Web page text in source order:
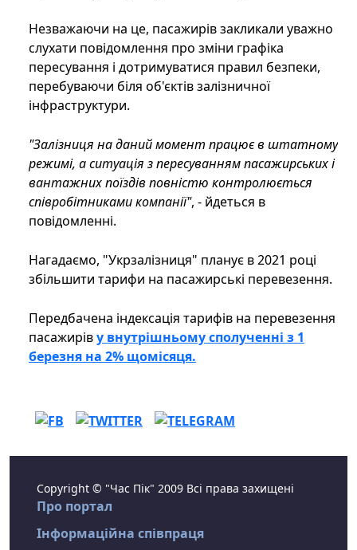
Незважаючи на це, пасажирів закликали уважно
слухати повідомлення про зміни графіка
пересування і дотримуватися правил безпеки,
перебуваючи біля об'єктів залізничної
інфраструктури.
"Залізниця на даний момент працює в штатному
режимі, а ситуація з пересуванням пасажирських і
вантажних поїздів повністю контролюється
співробітниками компанії", - йдеться в
повідомленні.
Нагадаємо, "Укрзалізниця" планує в 2021 році
збільшити тарифи на пасажирські перевезення.
Передбачена індексація тарифів на перевезення
пасажиріву внутрішньому сполученні з 1
березня на 2% щомісяця.
Copyright © "Час Пік" 2009 Всі права захищені
Про портал
Інформаційна співпраця